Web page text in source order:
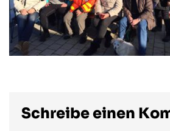
Schreibe einen